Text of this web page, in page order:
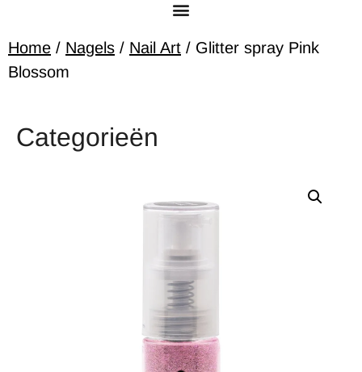
Home / Nagels / Nail Art / Glitter spray Pink
Blossom
Categorieën